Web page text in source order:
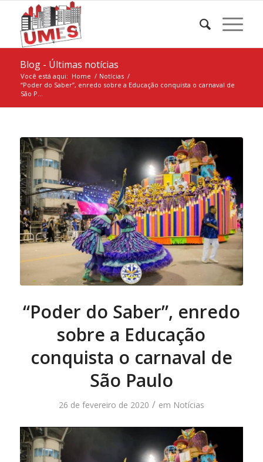
Blog - Últimas notícias
Você está aqui: Home / Notícias /
“Poder do Saber”, enredo sobre a Educação conquista o carnaval de
São P...
“Poder do Saber”, enredo
sobre a Educação
conquista o carnaval de
São Paulo
26 de fevereiro de 2020 / em Notícias